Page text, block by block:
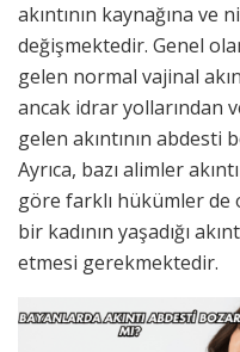
akıntının kaynağına ve
değişmektedir. Genel
gelen normal vajinal
ancak idrar yollarından
gelen akıntının
Ayrıca, bazı alimler
göre farklı hükümler
bir kadının yaşadığı
etmesi gerekmektedir.